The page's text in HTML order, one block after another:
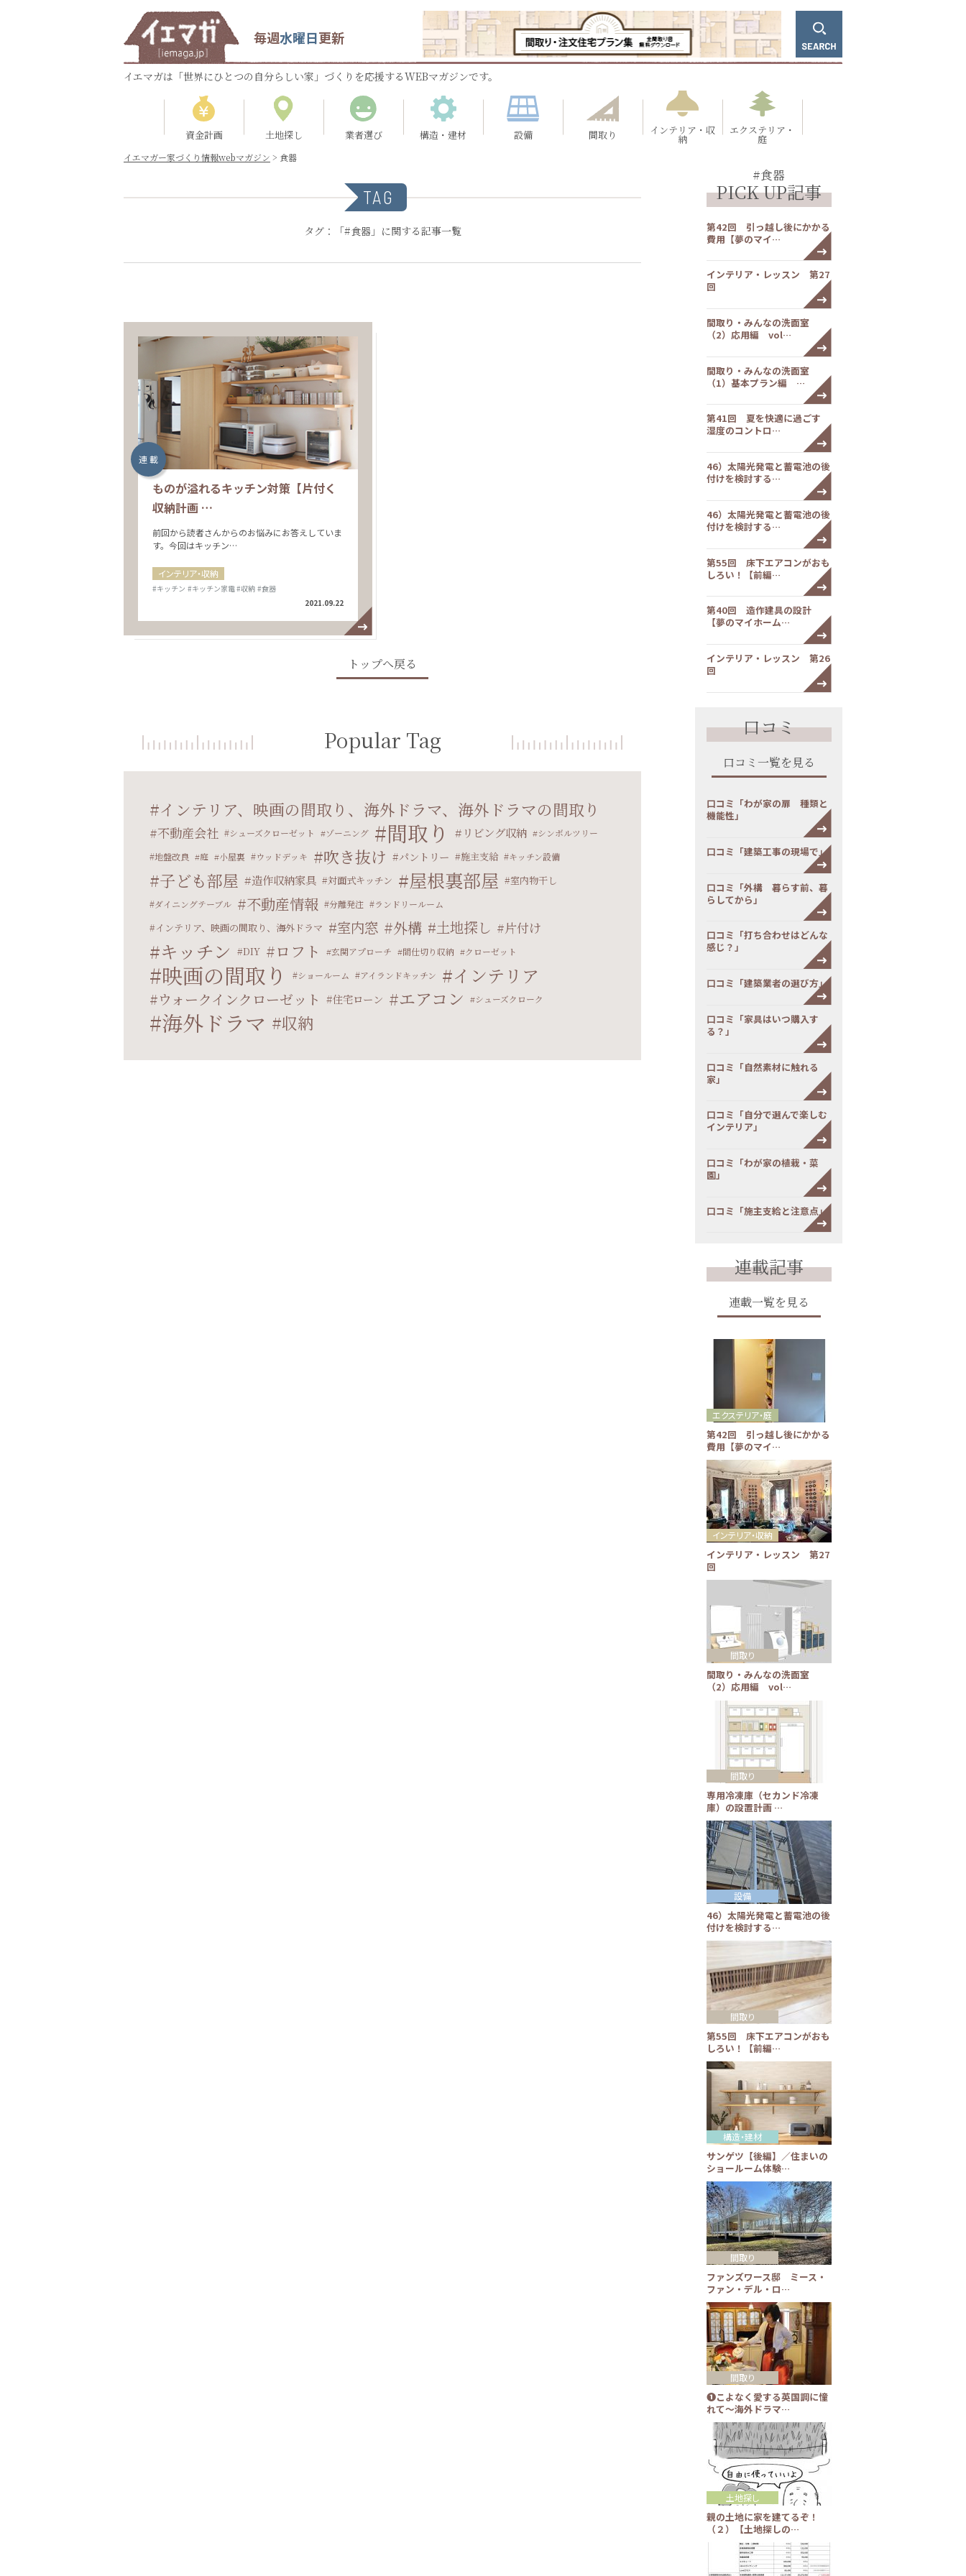
毎週水曜日更新
イエマガは「世界にひとつの自分らしい家」づくりを応援するWEBマガジンです。
資金計画 土地探し 業者選び 構造・建材 設備 間取り インテリア・収
納
エクステリア・
庭
イエマガー家づくり情報webマガジン > 食器
TAG
タグ：「#食器」に関する記事一覧
連 載
ものが溢れるキッチン対策【片付く
収納計画 …
前回から読者さんからのお悩みにお答えしていま
す。今回はキッチン…
インテリア・収納
#キッチン #キッチン家電#収納 #食器
2021.09.22
トップへ戻る
Popular Tag
インテリア、映画の間取り、海外ドラマ、海外ドラマの間取り
不動産会社 シューズクローゼット ゾーニング 間取り リビング収納
シンボルツリー
地盤改良
庭 小屋裏 ウッドデッキ 吹き抜け パントリー 施主支給 キッチン設備
子ども部屋 造作収納家具 対面式キッチン 屋根裏部屋 室内物干し
ダイニングテーブル 不動産情報 分離発注 ランドリールーム
インテリア、映画の間取り、海外ドラマ 室内窓 外構 土地探し 片付け
キッチン DIY ロフト 玄関アプローチ 間仕切り収納 クローゼット
映画の間取り ショールーム アイランドキッチン インテリア
ウォークインクローゼット 住宅ローン エアコン シューズクローク
海外ドラマ 収納
#食器
PICK UP記事
第42回 引っ越し後にかかる
費用【夢のマイ…
インテリア・レッスン 第27
回
間取り・みんなの洗面室
（2）応用編 vol…
間取り・みんなの洗面室
（1）基本プラン編 …
第41回 夏を快適に過ごす
湿度のコントロ…
46）太陽光発電と蓄電池の後
付けを検討する…
46）太陽光発電と蓄電池の後
付けを検討する…
第55回 床下エアコンがおも
しろい！【前編…
第40回 造作建具の設計
【夢のマイホーム…
インテリア・レッスン 第26
回
口コミ
口コミ一覧を見る
口コミ「わが家の扉 種類と
機能性」
口コミ「建築工事の現場で」
口コミ「外構 暮らす前、暮
らしてから」
口コミ「打ち合わせはどんな
感じ？」
口コミ「建築業者の選び方」
口コミ「家具はいつ購入す
る？」
口コミ「自然素材に触れる
家」
口コミ「自分で選んで楽しむ
インテリア」
口コミ「わが家の植栽・菜
園」
口コミ「施主支給と注意点」
連載記事
連載一覧を見る
第42回 引っ越し後にかかる
費用【夢のマイ…
エクステリア・庭
インテリア・レッスン 第27
回
インテリア・収納
間取り・みんなの洗面室
（2）応用編 vol…
間取り
専用冷凍庫（セカンド冷凍
庫）の設置計画 …
間取り
46）太陽光発電と蓄電池の後
付けを検討する…
設備
第55回 床下エアコンがおも
しろい！【前編…
間取り
サンゲツ【後編】／住まいの
ショールーム体験…
構造・建材
ファンズワース邸 ミース・
ファン・デル・ロ…
間取り
❶こよなく愛する英国調に憧
れて～海外ドラマ…
間取り
親の土地に家を建てるぞ！
（２）【土地探しの…
土地探し